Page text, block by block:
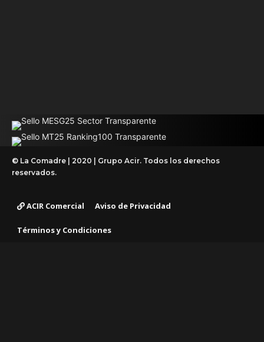
© La Comadre | 2020 | Grupo Acir. Todos los derechos
reservados.
ACIR Comercial Aviso de Privacidad
Términos y Condiciones